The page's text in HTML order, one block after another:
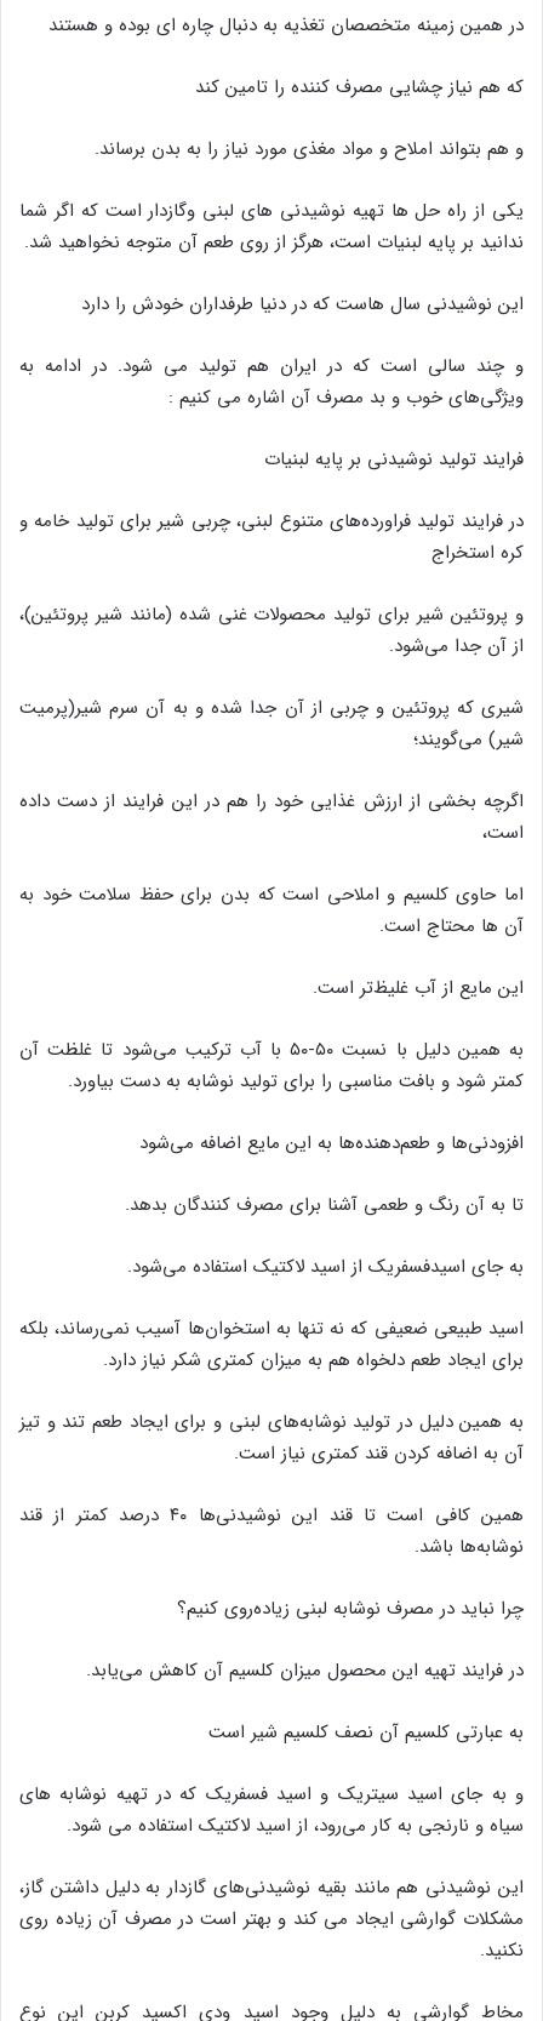
در همین زمینه متخصصان تغذیه به دنبال چاره ای بوده و هستند
که هم نیاز چشایی مصرف کننده را تامین کند
و هم بتواند املاح و مواد مغذی مورد نیاز را به بدن برساند.
یکی از راه حل ها تهیه نوشیدنی های لبنی وگازدار است که اگر شما
ندانید بر پایه لبنیات است، هرگز از روی طعم آن متوجه نخواهید شد.
این نوشیدنی سال هاست که در دنیا طرفداران خودش را دارد
و چند سالی است که در ایران هم تولید می شود. در ادامه به
ویژگی‌های خوب و بد مصرف آن اشاره می کنیم :
فرایند تولید نوشیدنی بر پایه لبنیات
در فرایند تولید فراورده‌های متنوع لبنی، چربی شیر برای تولید خامه و
کره استخراج
و پروتئین شیر برای تولید محصولات غنی شده (مانند شیر پروتئین)،
از آن جدا می‌شود.
شیری که پروتئین و چربی از آن جدا شده و به آن سرم شیر(پرمیت
شیر) می‌گویند؛
اگرچه بخشی از ارزش غذایی خود را هم در این فرایند از دست داده
است،
اما حاوی کلسیم و املاحی است که بدن برای حفظ سلامت خود به
آن ها محتاج است.
این مایع از آب غلیظ‌تر است.
به همین دلیل با نسبت ۵۰-۵۰ با آب ترکیب می‌شود تا غلظت آن
کمتر شود و بافت مناسبی را برای تولید نوشابه به دست بیاورد.
افزودنی‌ها و طعم‌دهنده‌ها به این مایع اضافه می‌شود
تا به آن رنگ و طعمی آشنا برای مصرف کنندگان بدهد.
به جای اسیدفسفریک از اسید لاکتیک استفاده می‌شود.
اسید طبیعی ضعیفی که نه تنها به استخوان‌ها آسیب نمی‌رساند، بلکه
برای ایجاد طعم دلخواه هم به میزان کمتری شکر نیاز دارد.
به همین دلیل در تولید نوشابه‌های لبنی و برای ایجاد طعم تند و تیز
آن به اضافه کردن قند کمتری نیاز است.
همین کافی است تا قند این نوشیدنی‌ها ۴۰ درصد کمتر از قند
نوشابه‌ها باشد.
چرا نباید در مصرف نوشابه لبنی زیاده‌روی کنیم؟
در فرایند تهیه این محصول میزان کلسیم آن کاهش می‌یابد.
به عبارتی کلسیم آن نصف کلسیم شیر است
و به جای اسید سیتریک و اسید فسفریک که در تهیه نوشابه های
سیاه و نارنجی به کار می‌رود، از اسید لاکتیک استفاده می شود.
این نوشیدنی هم مانند بقیه نوشیدنی‌های گازدار به دلیل داشتن گاز،
مشکلات گوارشی ایجاد می کند و بهتر است در مصرف آن زیاده روی
نکنید.
مخاط گوارشی به دلیل وجود اسید ودی اکسید کربن این نوع